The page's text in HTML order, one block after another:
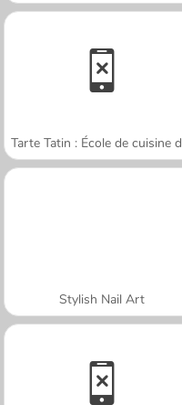
Stylish Nail Art